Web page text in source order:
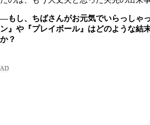
―もし、ちばさんがお元気でいらっしゃ
ン』や『プレイボール』はどのような結
か？